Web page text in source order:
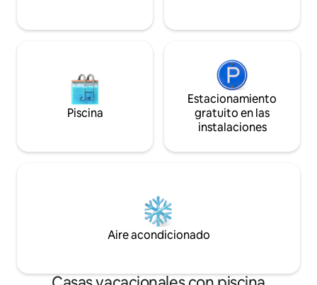
Piscina
Estacionamiento
gratuito en las
instalaciones
Aire acondicionado